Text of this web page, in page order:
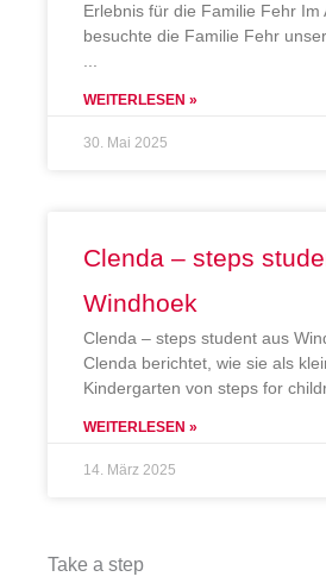
Erlebnis für die Familie Fehr Im
besuchte die Familie Fehr
WEITERLESEN »
30. Mai 2025
Clenda – steps
Windhoek
Clenda – steps student aus
Clenda berichtet, wie sie als
Kindergarten von steps for
WEITERLESEN »
14. März 2025
Take a step